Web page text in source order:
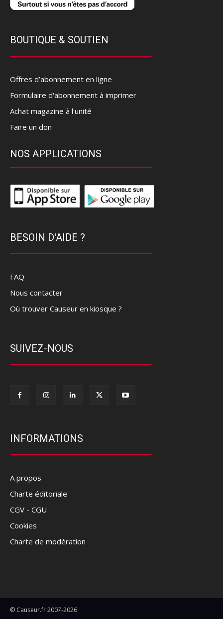
BOUTIQUE & SOUTIEN
Offres d’abonnement en ligne
Formulaire d'abonnement à imprimer
Achat magazine à l'unité
Faire un don
NOS APPLICATIONS
BESOIN D'AIDE ?
FAQ
Nous contacter
Où trouver Causeur en kiosque ?
SUIVEZ-NOUS
INFORMATIONS
A propos
Charte éditoriale
CGV - CGU
Cookies
Charte de modération
© Causeur.fr 2007-2026